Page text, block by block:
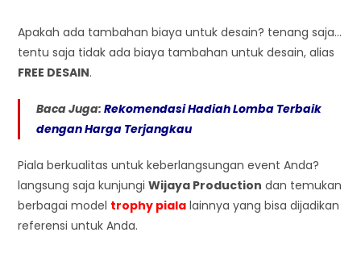
Apakah ada tambahan biaya untuk desain? tenang saja…
tentu saja tidak ada biaya tambahan untuk desain, alias
FREE DESAIN.
Baca Juga:Rekomendasi Hadiah Lomba Terbaik
dengan Harga Terjangkau
Piala berkualitas untuk keberlangsungan event Anda?
langsung saja kunjungiWijaya Production dan temukan
berbagai model trophy piala lainnya yang bisa dijadikan
referensi untuk Anda.